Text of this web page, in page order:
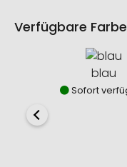
Verfügbare
blau
Sofort